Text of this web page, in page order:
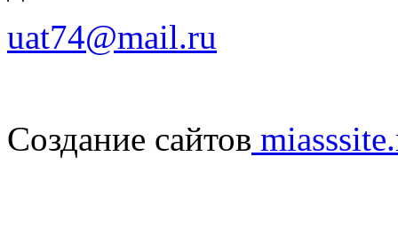
uat74@mail.ru
Создание сайтов